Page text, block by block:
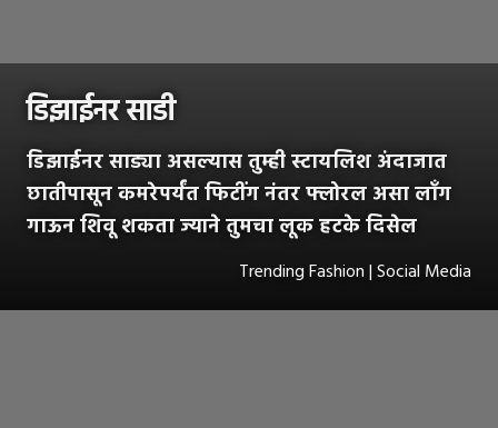
डिझाईनर साडी
डिझाईनर साड्या असल्यास तुम्ही स्टायलिश अंदाजात
छातीपासून कमरेपर्यंत फिटींग नंतर फ्लोरल असा लाँग
गाऊन शिवू शकता ज्याने तुमचा लूक हटके दिसेल
Trending Fashion | Social Media